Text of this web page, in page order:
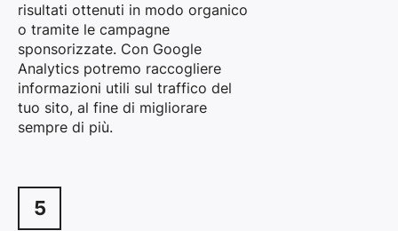
risultati ottenuti in modo organico
o tramite le campagne
sponsorizzate. Con Google
Analytics potremo raccogliere
informazioni utili sul traffico del
tuo sito, al fine di migliorare
sempre di più.
5